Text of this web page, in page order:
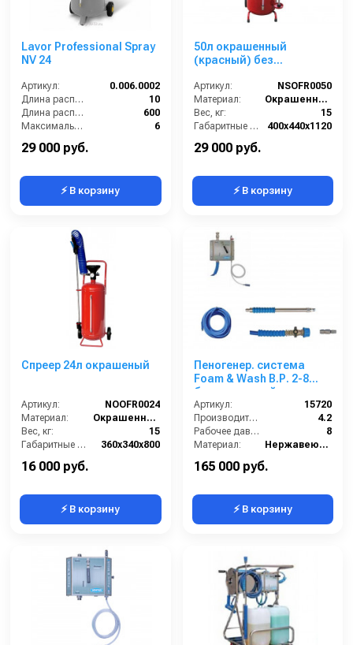
Lavor Professional Spray
NV 24
Артикул:
0.006.0002
Длина распылительного шланга (м):
10
Длина распылителя (мм):
600
Максимальное давление на выходе (бар):
6
29 000 руб.
⚡ В корзину
50л окрашенный
(красный) без
Артикул:
NSOFR0050
Материал:
Окрашенная сталь
Вес, кг:
15
Габаритные размеры, мм:
400x440x1120
29 000 руб.
⚡ В корзину
Спреер 24л окрашеный
Артикул:
NOOFR0024
Материал:
Окрашенная сталь
Вес, кг:
15
Габаритные размеры, мм:
360x340x800
16 000 руб.
⚡ В корзину
Пеногенер. система
Foam & Wash B.Р. 2-8
бар, с подачей воздуха,
на 1 ср-во 1/2ш. 1/2ш.с
аксесс.
Артикул:
15720
Производительность (л/мин):
4.2
Рабочее давление (бар):
8
Материал:
Нержавеющая сталь
165 000 руб.
⚡ В корзину